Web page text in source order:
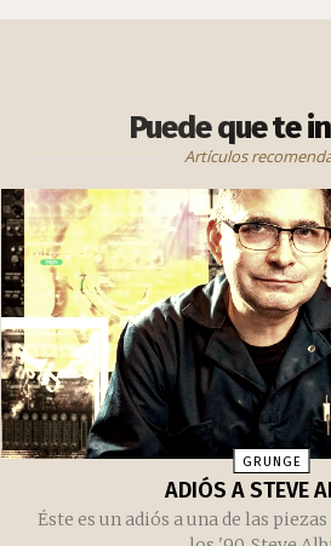
Puede que te
Artículos
GRUNGE
ADIÓS A STEVE
Éste es un adiós a una de las